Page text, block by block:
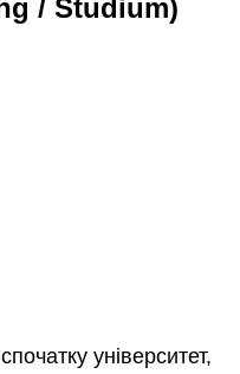
/ Studium)
університет,